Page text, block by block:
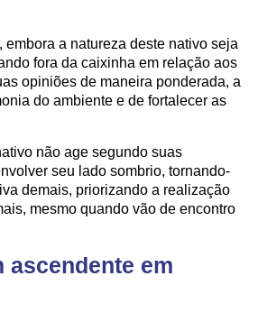
embora a natureza deste nativo seja
fora da caixinha em relação aos
opiniões de maneira ponderada, a
do ambiente e de fortalecer as
não age segundo suas
seu lado sombrio, tornando-
demais, priorizando a realização
mesmo quando vão de encontro
ascendente em